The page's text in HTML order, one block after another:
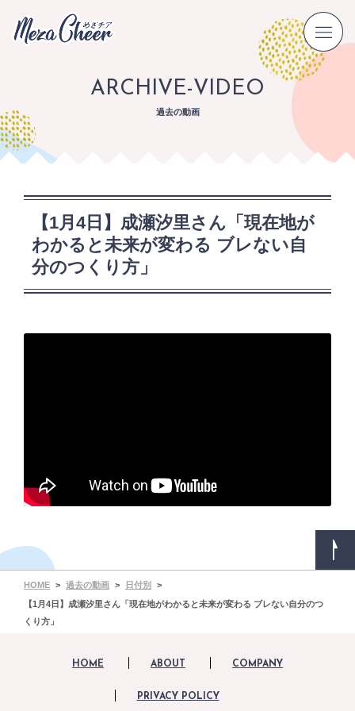
ARCHIVE-VIDEO
過去の動画
【1月4日】成瀬汐里さん「現在地が
わかると未来が変わる ブレない自
分のつくり方」
HOME 過去の動画
日付別
【1月4日】成瀬汐里さん「現在地がわかると未来が変わる ブレない自分のつ
くり方」
HOME ABOUT COMPANY
PRIVACY POLICY